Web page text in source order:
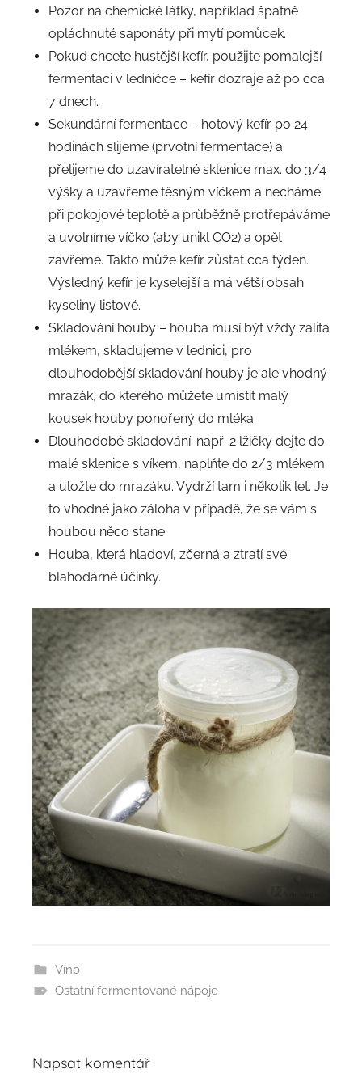
Pozor na chemické látky, například špatně
opláchnuté saponáty při mytí pomůcek.
Pokud chcete hustější kefír, použijte pomalejší
fermentaci v ledničce – kefír dozraje až po cca
7 dnech.
Sekundární fermentace – hotový kefír po 24
hodinách slijeme (prvotní fermentace) a
přelijeme do uzavíratelné sklenice max. do 3/4
výšky a uzavřeme těsným víčkem a necháme
při pokojové teplotě a průběžně protřepáváme
a uvolníme víčko (aby unikl CO2) a opět
zavřeme. Takto může kefír zůstat cca týden.
Výsledný kefír je kyselejší a má větší obsah
kyseliny listové.
Skladování houby – houba musí být vždy zalita
mlékem, skladujeme v lednici, pro
dlouhodobější skladování houby je ale vhodný
mrazák, do kterého můžete umístit malý
kousek houby ponořený do mléka.
Dlouhodobé skladování: např. 2 lžičky dejte do
malé sklenice s víkem, naplňte do 2/3 mlékem
a uložte do mrazáku. Vydrží tam i několik let. Je
to vhodné jako záloha v případě, že se vám s
houbou něco stane.
Houba, která hladoví, zčerná a ztratí své
blahodárné účinky.
Víno
Ostatní fermentované nápoje
Napsat komentář